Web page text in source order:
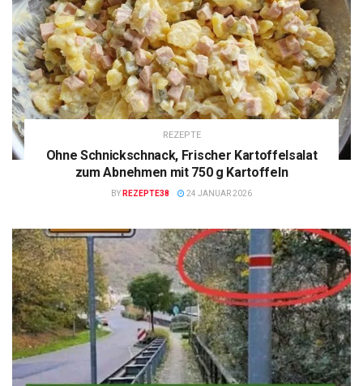
REZEPTE
Ohne Schnickschnack, Frischer Kartoffelsalat
zum Abnehmen mit 750 g Kartoffeln
BY REZEPTE38 24 JANUAR 2026